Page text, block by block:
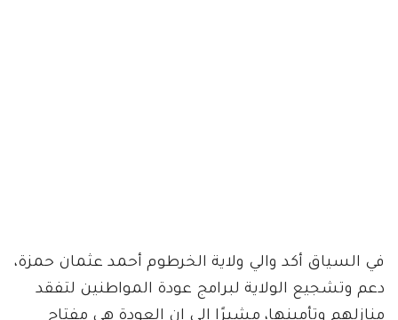
في السياق أكد والي ولاية الخرطوم أحمد عثمان حمزة،
دعم وتشجيع الولاية لبرامج عودة المواطنين لتفقد